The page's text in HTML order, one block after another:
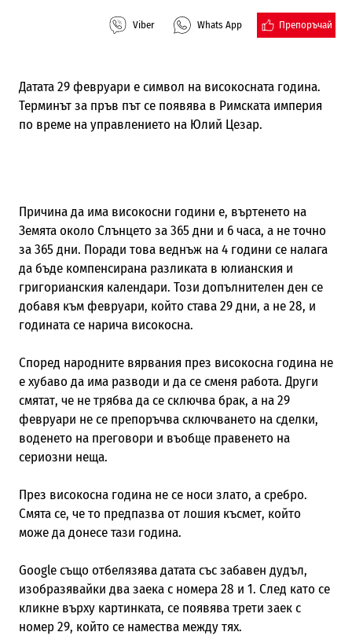
Viber Whats App Препоръчай
Датата 29 февруари е символ на високосната година.
Терминът за пръв път се появява в Римската империя
по време на управлението на Юлий Цезар.
Причина да има високосни години е, въртенето на
Земята около Слънцето за 365 дни и 6 часа, а не точно
за 365 дни. Поради това веднъж на 4 години се налага
да бъде компенсирана разликата в юлианския и
григорианския календари. Този допълнителен ден се
добавя към февруари, който става 29 дни, а не 28, и
годината се нарича високосна.
Според народните вярвания през високосна година не
е хубаво да има разводи и да се сменя работа. Други
смятат, че не трябва да се сключва брак, а на 29
февруари не се препоръчва сключването на сделки,
воденето на преговори и въобще правенето на
сериозни неща.
През високосна година не се носи злато, а сребро.
Смята се, че то предпазва от лошия късмет, който
може да донесе тази година.
Google също отбелязява датата със забавен дудъл,
изобразявайки два заека с номера 28 и 1. След като се
кликне върху картинката, се появява трети заек с
номер 29, който се намества между тях.